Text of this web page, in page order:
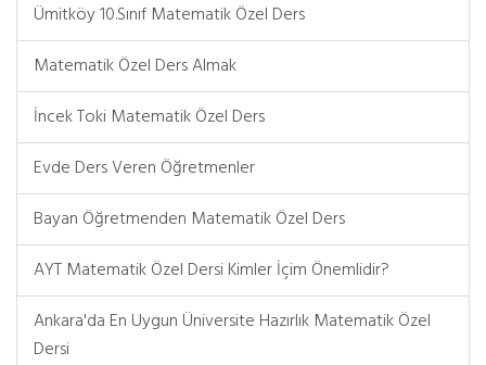
Ümitköy 10.Sınıf Matematik Özel Ders
Matematik Özel Ders Almak
İncek Toki Matematik Özel Ders
Evde Ders Veren Öğretmenler
Bayan Öğretmenden Matematik Özel Ders
AYT Matematik Özel Dersi Kimler İçim Önemlidir?
Ankara'da En Uygun Üniversite Hazırlık Matematik Özel
Dersi